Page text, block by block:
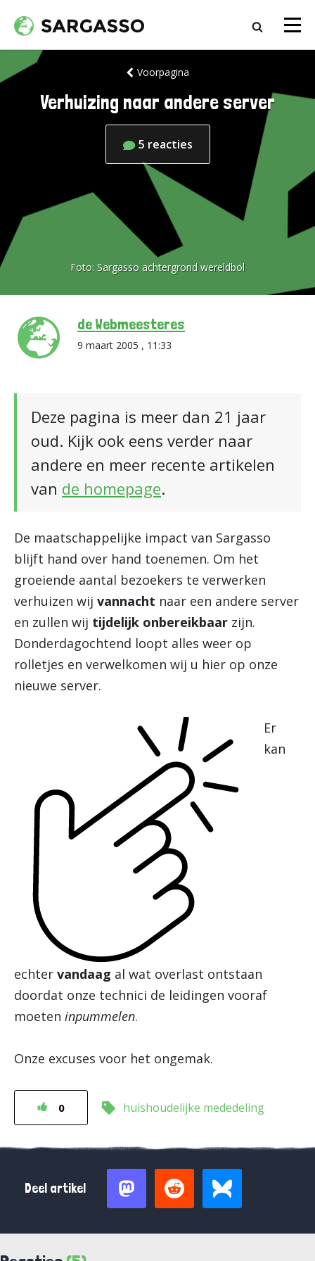
Voorpagina
Verhuizing naar andere server
5 reacties
Foto: Sargasso achtergrond wereldbol
de Webmeesteres
9 maart 2005 , 11:33
Deze pagina is meer dan 21 jaar
oud. Kijk ook eens verder naar
andere en meer recente artikelen
van de homepage.
De maatschappelijke impact van Sargasso
blijft hand over hand toenemen. Om het
groeiende aantal bezoekers te verwerken
verhuizen wij vannacht naar een andere server
en zullen wij tijdelijk onbereikbaar zijn.
Donderdagochtend loopt alles weer op
rolletjes en verwelkomen wij u hier op onze
nieuwe server.
Er
kan
echter vandaag al wat overlast ontstaan
doordat onze technici de leidingen vooraf
moeten inpummelen.
Onze excuses voor het ongemak.
0 huishoudelijke mededeling
Deel artikel